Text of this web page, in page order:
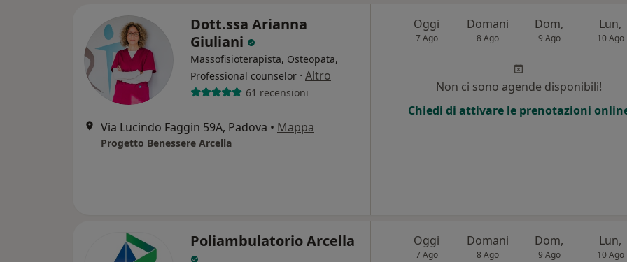
Dott.ssa Arianna
Giuliani
Massofisioterapista, Osteopata,
Professional counselor · Altro
61 recensioni
Via Lucindo Faggin 59A, Padova • Mappa
Progetto Benessere Arcella
Oggi
7 Ago
Domani
8 Ago
Dom,
9 Ago
Lun,
10 Ago
Non ci sono agende disponibili!
Chiedi di attivare le prenotazioni
Poliambulatorio Arcella Oggi
7 Ago
Domani
8 Ago
Dom,
9 Ago
Lun,
10 Ago